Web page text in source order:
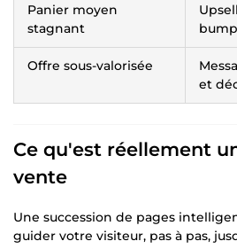
Panier moyen
stagnant
Offre sous-valorisée
et
Ce qu'est réellement
vente
Une succession de pages
guider votre visiteur, pas à pas,